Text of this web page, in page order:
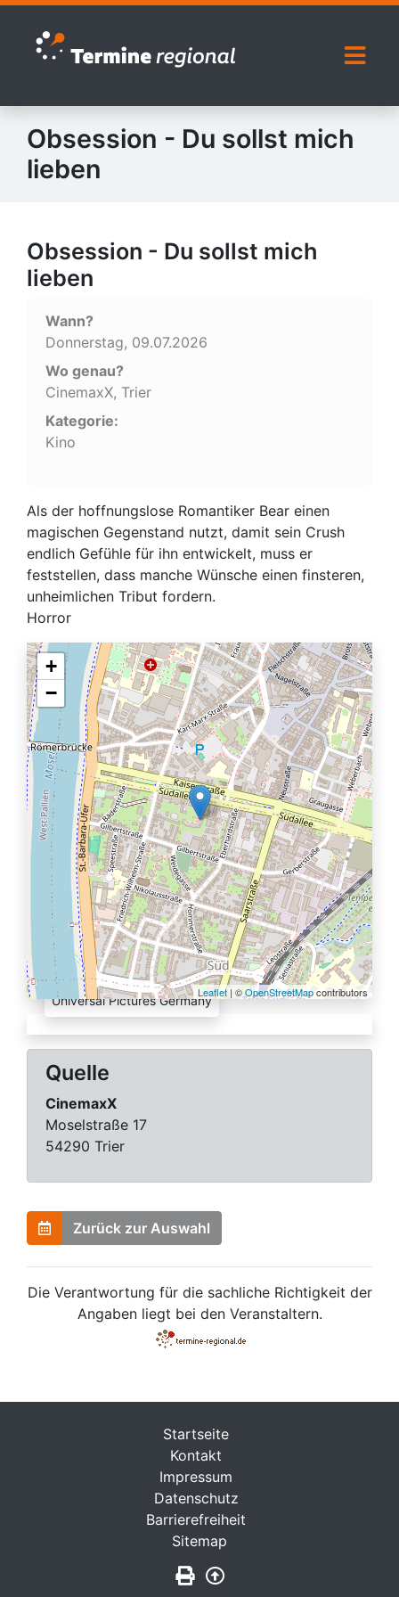
Zur Navigation springen
Zum Inhalt springen
Obsession - Du sollst mich
lieben
Obsession - Du sollst mich
lieben
Wann?
Donnerstag, 09.07.2026
Wo genau?
CinemaxX, Trier
Kategorie:
Kino
Als der hoffnungslose Romantiker Bear einen
magischen Gegenstand nutzt, damit sein Crush
endlich Gefühle für ihn entwickelt, muss er
feststellen, dass manche Wünsche einen finsteren,
unheimlichen Tribut fordern.
Horror
+
−
Leaflet | ©OpenStreetMapcontributors
Quelle:
Universal Pictures Germany
Quelle
CinemaxX
Moselstraße 17
54290 Trier
Zurück zur Auswahl
Die Verantwortung für die sachliche Richtigkeit der
Angaben liegt bei den Veranstaltern.
Startseite
Kontakt
Impressum
Datenschutz
Barrierefreiheit
Sitemap
Seite drucken
Zurück nach oben